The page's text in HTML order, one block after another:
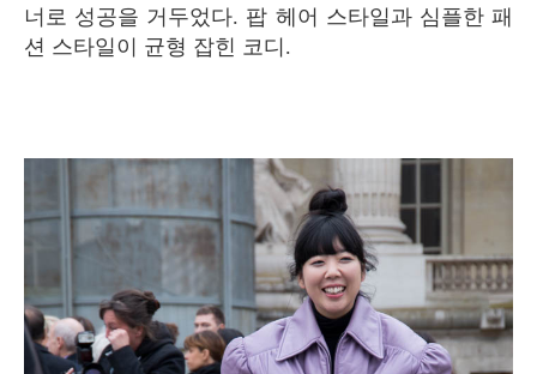
너로 성공을 거두었다. 팝 헤어 스타일과 심플한 패
션 스타일이 균형 잡힌 코디.